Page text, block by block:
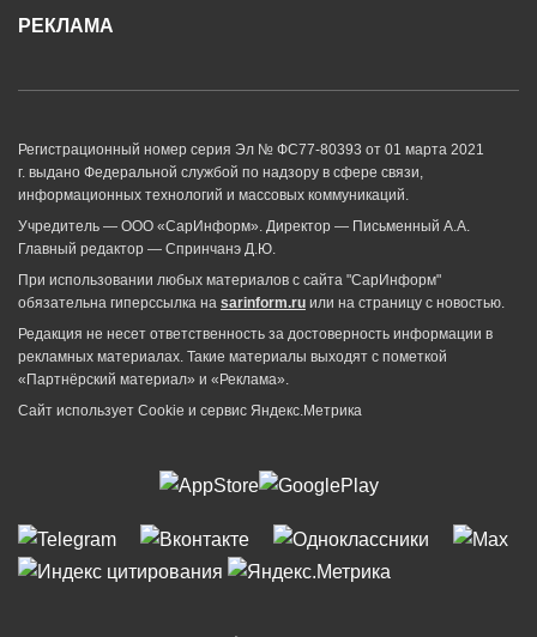
РЕКЛАМА
Регистрационный номер серия Эл № ФС77-80393 от 01 марта 2021
г. выдано Федеральной службой по надзору в сфере связи,
информационных технологий и массовых коммуникаций.
Учредитель — ООО «СарИнформ». Директор — Письменный А.А.
Главный редактор — Спринчанэ Д.Ю.
При использовании любых материалов с сайта "СарИнформ"
обязательна гиперссылка на sarinform.ru или на страницу с новостью.
Редакция не несет ответственность за достоверность информации в
рекламных материалах. Такие материалы выходят с пометкой
«Партнёрский материал» и «Реклама».
Сайт использует Cookie и сервиc Яндекс.Метрика